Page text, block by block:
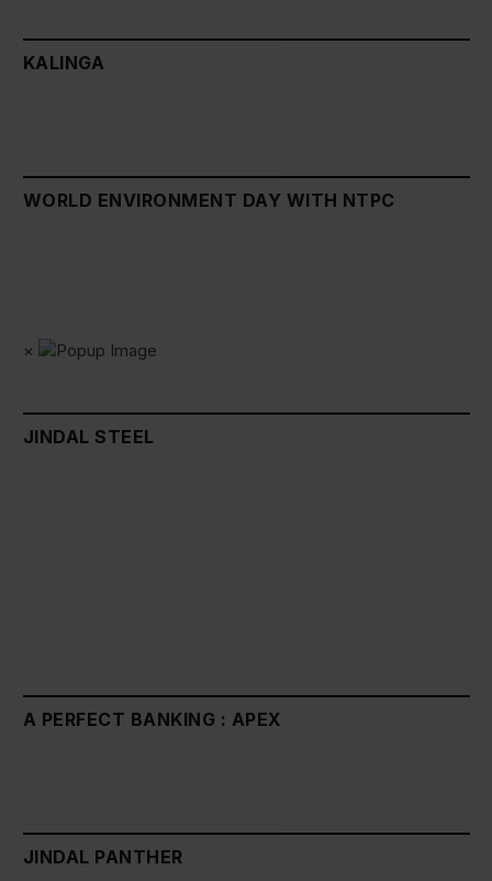
KALINGA
WORLD ENVIRONMENT DAY WITH NTPC
×
JINDAL STEEL
A PERFECT BANKING : APEX
JINDAL PANTHER